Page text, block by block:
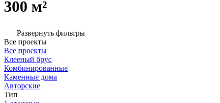
300 м²
Развернуть фильтры
Все проекты
Все проекты
Клееный брус
Комбинированные
Каменные дома
Авторские
Тип